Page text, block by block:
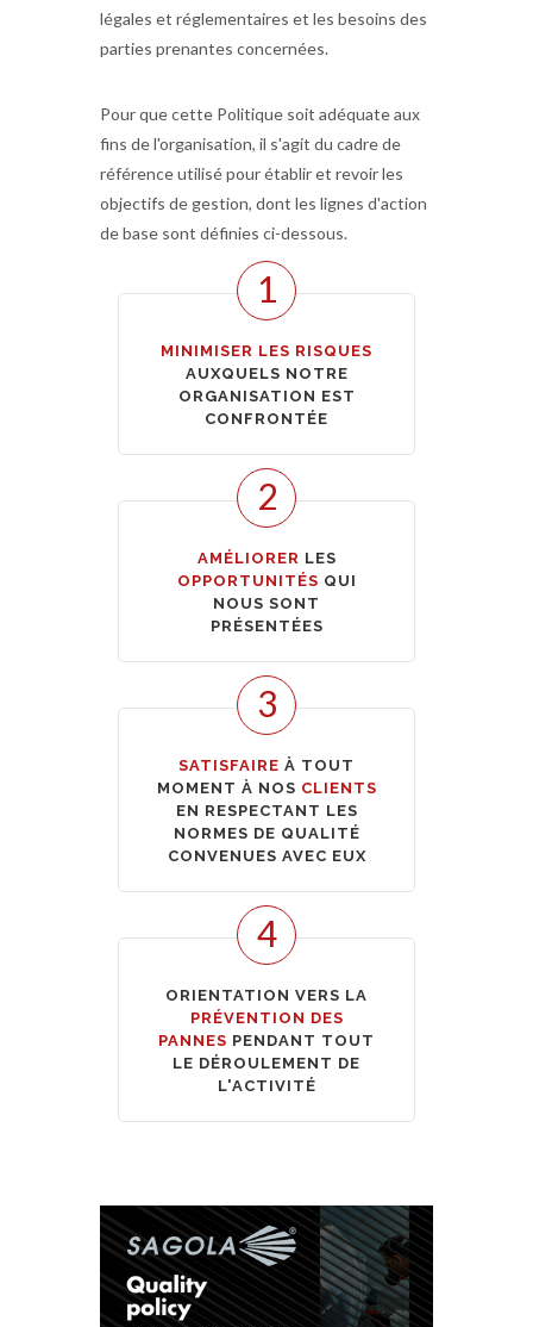
légales et réglementaires et les besoins des
parties prenantes concernées.
Pour que cette Politique soit adéquate aux
fins de l'organisation, il s'agit du cadre de
référence utilisé pour établir et revoir les
objectifs de gestion, dont les lignes d'action
de base sont définies ci-dessous.
1
MINIMISER LES RISQUES
AUXQUELS NOTRE
ORGANISATION EST
CONFRONTÉE
2
AMÉLIORER LES
OPPORTUNITÉS QUI
NOUS SONT
PRÉSENTÉES
3
SATISFAIRE À TOUT
MOMENT À NOS CLIENTS
EN RESPECTANT LES
NORMES DE QUALITÉ
CONVENUES AVEC EUX
4
ORIENTATION VERS LA
PRÉVENTION DES
PANNES PENDANT TOUT
LE DÉROULEMENT DE
L'ACTIVITÉ